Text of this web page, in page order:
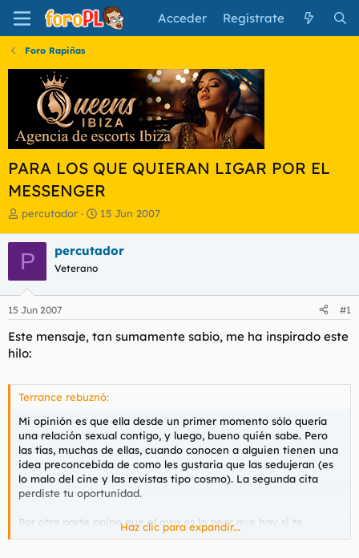
Acceder Regístrate
Foro Rapiñas
PARA LOS QUE QUIERAN LIGAR POR EL
MESSENGER
I
i
c
i
a
d
o
d
e
t
e
m
a
percutador
F
h
e
i
o
15 Jun 2007
P percutador
Veterano
15 Jun 2007 #1
Este mensaje, tan sumamente sabio, me ha inspirado este
hilo:
Terrance rebuznó:
Mi opinión es que ella desde un primer momento sólo quería
una relación sexual contigo, y luego, bueno quién sabe. Pero
las tías, muchas de ellas, cuando conocen a alguien tienen una
idea preconcebida de como les gustaria que las sedujeran (es
lo malo del cine y las revistas tipo cosmo). La segunda cita
perdiste tu oportunidad.
Por otra parte opino que el msn es lo peor que hay si te
quieres follar a una tía, muchas veces hablamos más de lo
Haz clic para expandir...